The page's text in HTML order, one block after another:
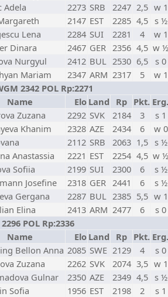
Adela 2273 SRB 2247 2,5 w 1
2147 EST 2285 4,5 s ½
Lena 2284 SUI 2281 4
w 1
Dinara 2467 GER 2356 4,5 w ½
Nurgyul 2412 BUL 2530 6,5
s 0
Mariam 2347 ARM 2317 5
w 1
2342 POL Rp:2271
Name Elo Land Rp Pkt. Erg.
Zuzana 2292 SVK 2184 3
s 1
Khanim 2328 AZE 2434 6
w 0
2112 SRB 2063 1,5
s ½
Anastassia 2221 EST 2254 4,5 w ½
Sofiia 2199 SUI 2300 6
s ½
Josefine 2318 GER 2441 6
s ½
Gergana 2287 BUL 2385 5,5 w 1
Elina 2413 ARM 2477 6
s 0
POL Rp:2336
Name Elo Land Rp Pkt. Erg.
Bellon Anna 2085 SWE 2129 4
s 0
Zuzana 2262 SVK 2074 3,5 w 1
Gulnar 2350 AZE 2349 4,5
s ½
Sofia 1956 EST 2198 2
s 1